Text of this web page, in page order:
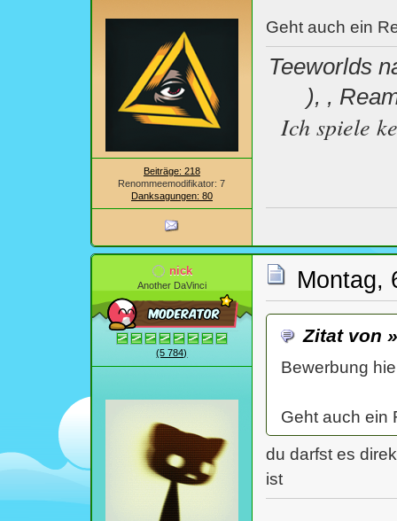
Beiträge: 218
Renommeemodifikator: 7
Danksagungen: 80
Geht auch ein
Teeworlds
), ,
Ich spiele
nick
Another DaVinci
(5 784)
Montag,
Zitat von
Bewerbung
Geht auch ein
du darfst es
ist